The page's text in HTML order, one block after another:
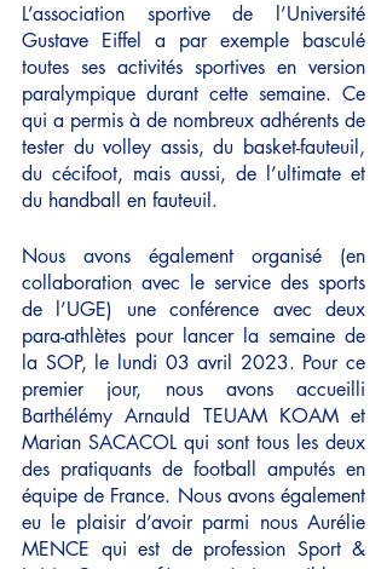
L’association sportive de l’Université
Gustave Eiffel a par exemple basculé
toutes ses activités sportives en version
paralympique durant cette semaine. Ce
qui a permis à de nombreux adhérents de
tester du volley assis, du basket-fauteuil,
du cécifoot, mais aussi, de l’ultimate et
du handball en fauteuil.
Nous avons également organisé (en
collaboration avec le service des sports
de l’UGE) une conférence avec deux
para-athlètes pour lancer la semaine de
la SOP, le lundi 03 avril 2023. Pour ce
premier jour, nous avons accueilli
Barthélémy Arnauld TEUAM KOAM et
Marian SACACOL qui sont tous les deux
des pratiquants de football amputés en
équipe de France. Nous avons également
eu le plaisir d’avoir parmi nous Aurélie
MENCE qui est de profession Sport &